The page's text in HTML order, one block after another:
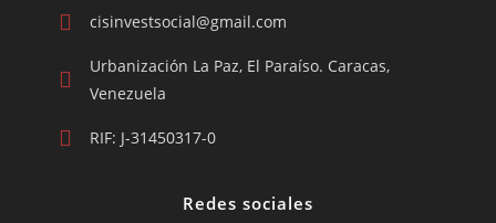
cisinvestsocial@gmail.com
Urbanización La Paz, El Paraíso. Caracas,
Venezuela
RIF: J-31450317-0
Redes sociales